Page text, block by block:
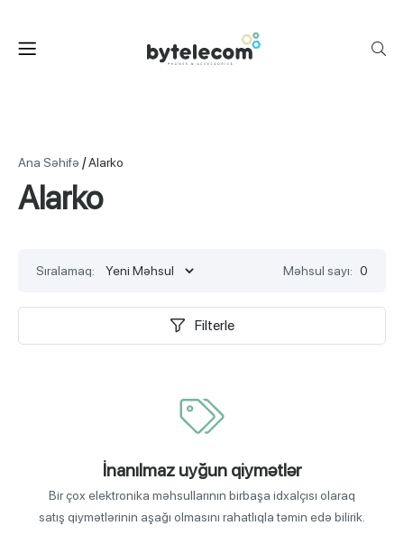
Ana Səhifə /Alarko
Alarko
Sıralamaq: Məhsul sayı: 0
Filterle
İnanılmaz uyğun qiymətlər
Bir çox elektronika məhsullarının birbaşa idxalçısı olaraq
satış qiymətlərinin aşağı olmasını rahatlıqla təmin edə bilirik.